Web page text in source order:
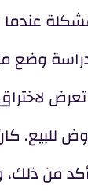
عندما
وضع
للبيع.
من